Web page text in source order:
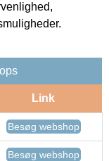
Link
Besøg webshop
Besøg webshop